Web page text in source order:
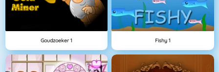
Goudzoeker 1 Fishy 1